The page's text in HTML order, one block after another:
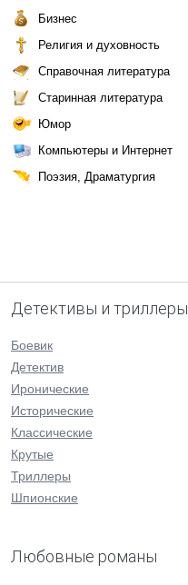
Бизнес
Религия и духовность
Справочная литература
Старинная литература
Юмор
Компьютеры и Интернет
Поэзия, Драматургия
Детективы и триллеры
Боевик
Детектив
Иронические
Исторические
Классические
Крутые
Триллеры
Шпионские
Любовные романы